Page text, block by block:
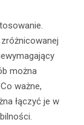
można
ważne,
łączyć je w